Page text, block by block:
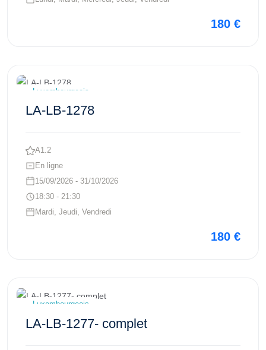
180 €
Luxembourgeois
LA-LB-1278
A1.2
En ligne
15/09/2026 - 31/10/2026
18:30 - 21:30
Mardi, Jeudi, Vendredi
180 €
Luxembourgeois
LA-LB-1277- complet